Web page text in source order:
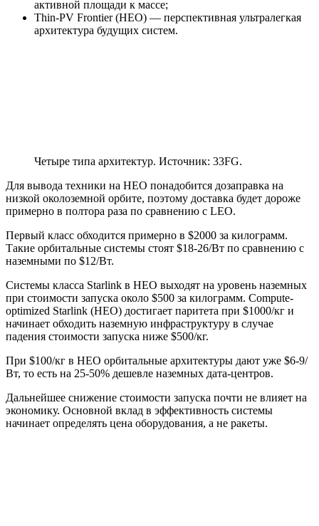
активной площади к массе;
Thin-PV Frontier (HEO) — перспективная ультралегкая
архитектура будущих систем.
Четыре типа архитектур. Источник: 33FG.
Для вывода техники на HEO понадобится дозаправка на
низкой околоземной орбите, поэтому доставка будет дороже
примерно в полтора раза по сравнению с LEO.
Первый класс обходится примерно в $2000 за килограмм.
Такие орбитальные системы cтоят $18-26/Вт по сравнению с
наземными по $12/Вт.
Системы класса Starlink в HEO выходят на уровень наземных
при стоимости запуска около $500 за килограмм. Compute-
optimized Starlink (HEO) достигает паритета при $1000/кг и
начинает обходить наземную инфраструктуру в случае
падения стоимости запуска ниже $500/кг.
При $100/кг в HEO орбитальные архитектуры дают уже $6-9/
Вт, то есть на 25-50% дешевле наземных дата-центров.
Дальнейшее снижение стоимости запуска почти не влияет на
экономику. Основной вклад в эффективность системы
начинает определять цена оборудования, а не ракеты.